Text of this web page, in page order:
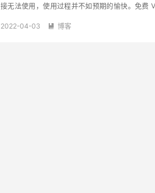
接无法使用，使用过程并不如预期的愉快。免费
甚至是...
2022-04-03  博客